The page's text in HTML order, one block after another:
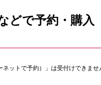
どで予約・購
ットで予約）」は受付けできませ